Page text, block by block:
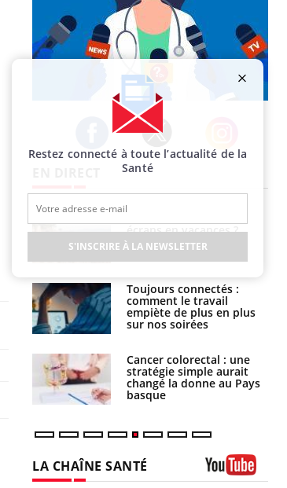
Facebook Twitter Instagram
écrans en vacances ?
Toujours connectés :
comment le travail
empiète de plus en plus
sur nos soirées
Cancer colorectal : une
stratégie simple aurait
changé la donne au Pays
basque
LA CHAÎNE SANTÉ
Restez connecté à toute l’actualité de la
Santé
S'INSCRIRE À LA NEWSLETTER